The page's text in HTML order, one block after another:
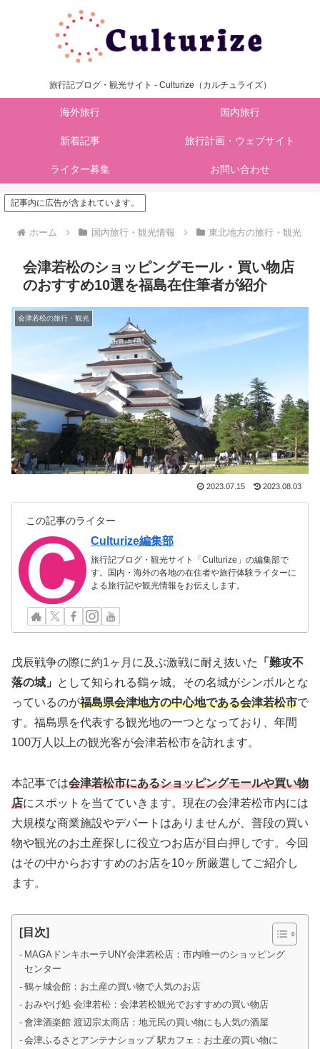
旅行記ブログ・観光サイト - Culturize（カルチュライズ）
海外旅行 国内旅行
新着記事 旅行計画・ウェブサイト
ライター募集 お問い合わせ
記事内に広告が含まれています。
ホーム 国内旅行・観光情報 東北地方の旅行・観光
会津若松のショッピングモール・買い物店
のおすすめ10選を福島在住筆者が紹介
会津若松の旅行・観光
2023.07.15 2023.08.03
この記事のライター
Culturize編集部
旅行記ブログ・観光サイト「Culturize」の編集部で
す。国内・海外の各地の在住者や旅行体験ライターに
よる旅行記や観光情報をお伝えします。
戊辰戦争の際に約1ヶ月に及ぶ激戦に耐え抜いた
「難攻不
落の城」
として知られる鶴ヶ城。その名城がシンボルとな
っているのが福島県会津地方の中心地である会津若松市で
す。福島県を代表する観光地の一つとなっており、年間
100万人以上の観光客が会津若松市を訪れます。
本記事では会津若松市にあるショッピングモールや買い物
店にスポットを当てていきます。現在の会津若松市内には
大規模な商業施設やデパートはありませんが、普段の買い
物や観光のお土産探しに役立つお店が目白押しです。今回
はその中からおすすめのお店を10ヶ所厳選してご紹介し
ます。
[目次]
MAGAドンキホーテUNY会津若松店：市内唯一のショッピング
センター
鶴ヶ城会館：お土産の買い物で人気のお店
おみやげ処 会津若松：会津若松観光でおすすめの買い物店
會津酒楽館 渡辺宗太商店：地元民の買い物にも人気の酒屋
会津ふるさとアンテナショップ 駅カフェ：お土産の買い物に